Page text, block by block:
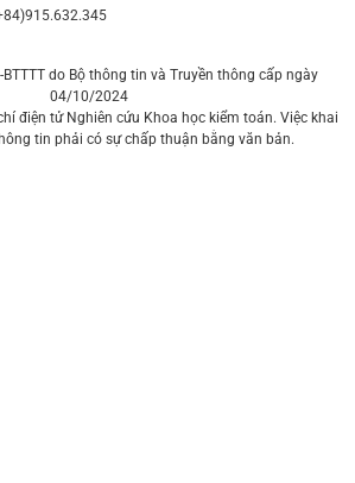
do Bộ thông tin và Truyền thông cấp ngày
04/10/2024
điện tử Nghiên cứu Khoa học kiểm toán. Việc khai
tin phải có sự chấp thuận bằng văn bản.